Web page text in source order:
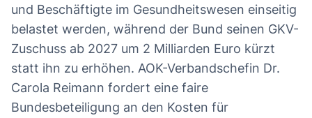
und Beschäftigte im Gesundheitswesen einseitig
belastet werden, während der Bund seinen GKV-
Zuschuss ab 2027 um 2 Milliarden Euro kürzt
statt ihn zu erhöhen. AOK-Verbandschefin Dr.
Carola Reimann fordert eine faire
Bundesbeteiligung an den Kosten für